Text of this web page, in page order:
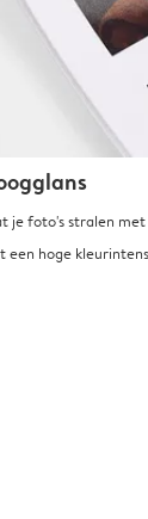
je foto's stralen
een hoge